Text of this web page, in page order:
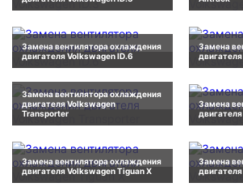
Замена вентилятора охлаждения
двигателя Volkswagen ID.6
Замена
Замена вентилятора охлаждения
двигателя Volkswagen
Transporter
Замена
Замена вентилятора охлаждения
двигателя Volkswagen Tiguan X
Замена